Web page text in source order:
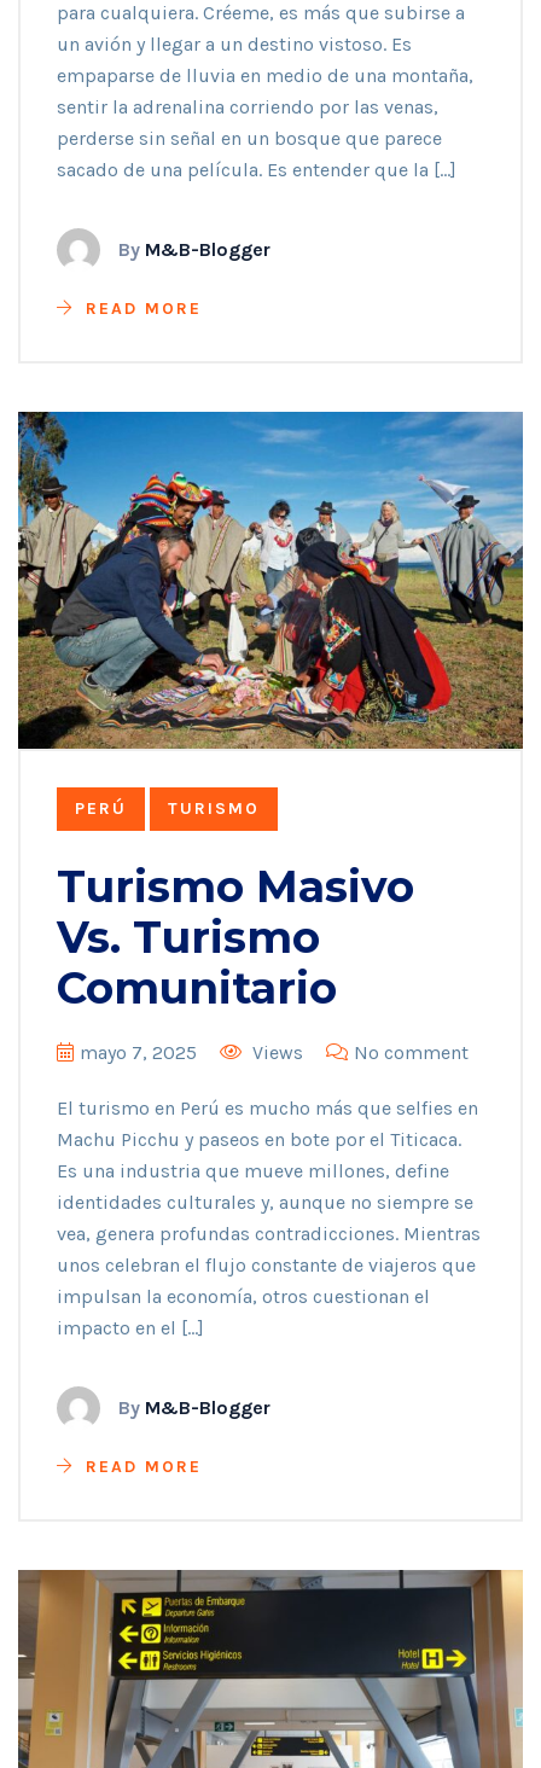
para cualquiera. Créeme, es más que subirse a
un avión y llegar a un destino vistoso. Es
empaparse de lluvia en medio de una montaña,
sentir la adrenalina corriendo por las venas,
perderse sin señal en un bosque que parece
sacado de una película. Es entender que la […]
By M&B-Blogger
READ MORE
PERÚ TURISMO
Turismo Masivo
Vs. Turismo
Comunitario
mayo 7, 2025 Views No comment
El turismo en Perú es mucho más que selfies en
Machu Picchu y paseos en bote por el Titicaca.
Es una industria que mueve millones, define
identidades culturales y, aunque no siempre se
vea, genera profundas contradicciones. Mientras
unos celebran el flujo constante de viajeros que
impulsan la economía, otros cuestionan el
impacto en el […]
By M&B-Blogger
READ MORE